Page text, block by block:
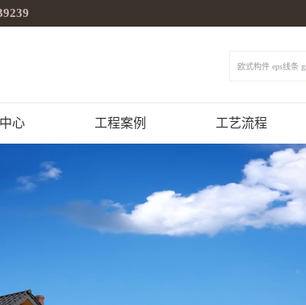
欧式构件 eps线条
心 工程案例 工艺流程